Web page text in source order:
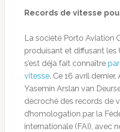
Records de vitesse
La société Porto Aviation
produisant et diffusant les
s’est déjà fait connaître
vitesse. Ce 16 avril
Yasemin Arslan van
décroché des records de
d’homologation par la
internationale (FAI), avec